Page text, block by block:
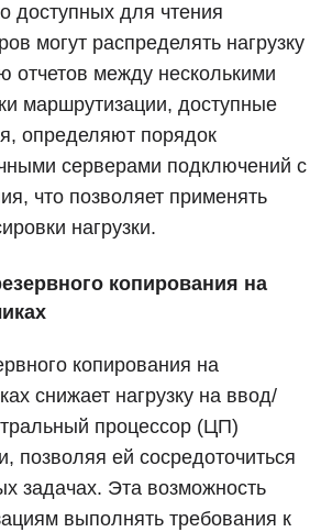
доступных для чтения
могут распределять нагрузку
отчетов между несколькими
маршрутизации, доступные
определяют порядок
серверами подключений с
что позволяет применять
нагрузки.
копирования на
копирования на
снижает нагрузку на ввод/
процессор (ЦП)
позволяя ей сосредоточиться
задачах. Эта возможность
выполнять требования к